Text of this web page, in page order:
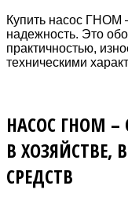
Купить насос ГНОМ
надежность. Это
практичностью,
техническими
НАСОС ГНОМ
В ХОЗЯЙСТВЕ,
СРЕДСТВ